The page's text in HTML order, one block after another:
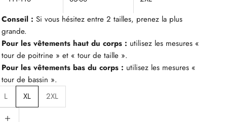
Conseil : Si vous hésitez entre 2 tailles, prenez la plus
grande.
Pour les vêtements haut du corps : utilisez les mesures «
tour de poitrine » et « tour de taille ».
Pour les vêtements bas du corps : utilisez les mesures «
tour de bassin ».
L XL
2XL
Diminuer la quantité